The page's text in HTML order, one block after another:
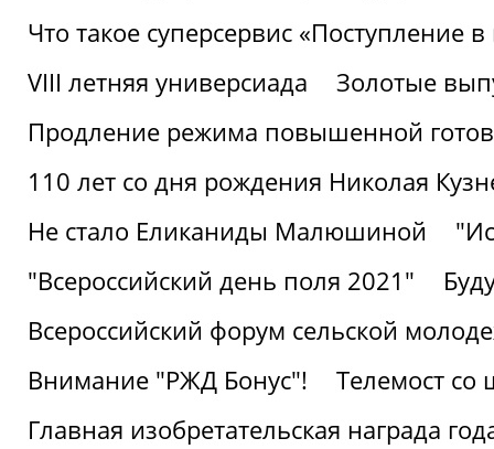
Что такое суперсервис «Поступление
VIII летняя универсиада
Золотые
Продление режима повышенной
110 лет со дня рождения Николая
Не стало Еликаниды Малюшиной
"Всероссийский день поля 2021"
Всероссийский форум сельской
Внимание "РЖД Бонус"!
Телемост
Главная изобретательская награда